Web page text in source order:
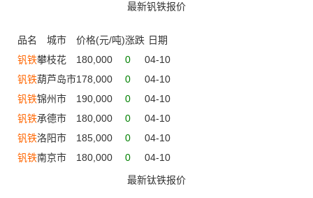
最新钒铁报价
品名 城市 价格(元/吨)涨跌 日期
钒铁攀枝花 180,000 0
04-10
钒铁葫芦岛市178,000 0
04-10
钒铁锦州市 190,000 0
04-10
钒铁承德市 180,000 0
04-10
钒铁洛阳市 185,000 0
04-10
钒铁南京市 180,000 0
04-10
最新钛铁报价